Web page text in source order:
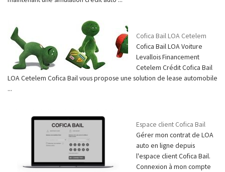
Cofica Bail LOA Cetelem
Cofica Bail LOA Voiture
Levallois Financement
Cetelem Crédit Cofica Bail
LOA Cetelem Cofica Bail vous propose une solution de lease automobile
...
Espace client Cofica Bail
Gérer mon contrat de LOA
auto en ligne depuis
l'espace client Cofica Bail.
Connexion à mon compte